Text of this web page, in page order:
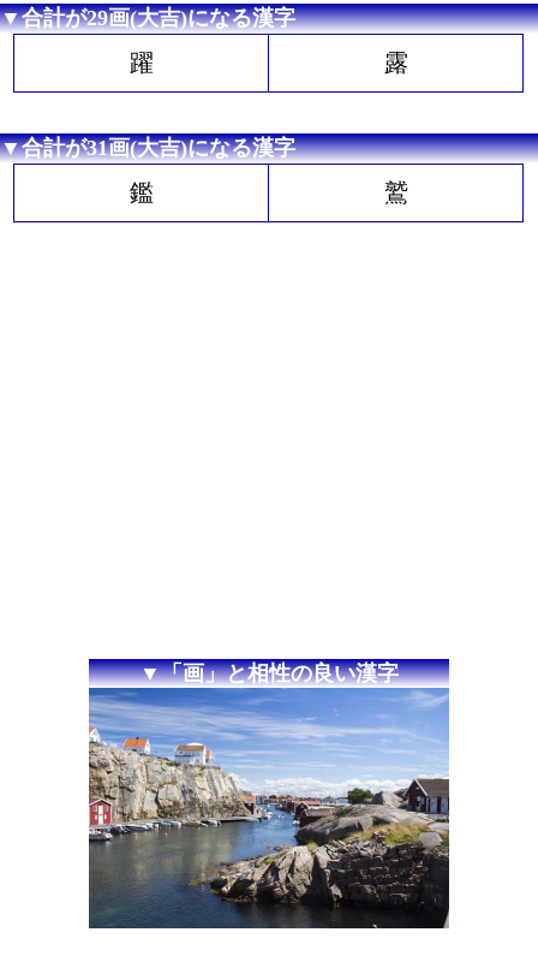
▼合計が29画(大吉)になる漢字
躍 露
▼合計が31画(大吉)になる漢字
鑑 鷲
▼「画」と相性の良い漢字